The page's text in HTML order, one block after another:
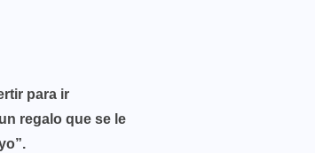
para ir
regalo que se le